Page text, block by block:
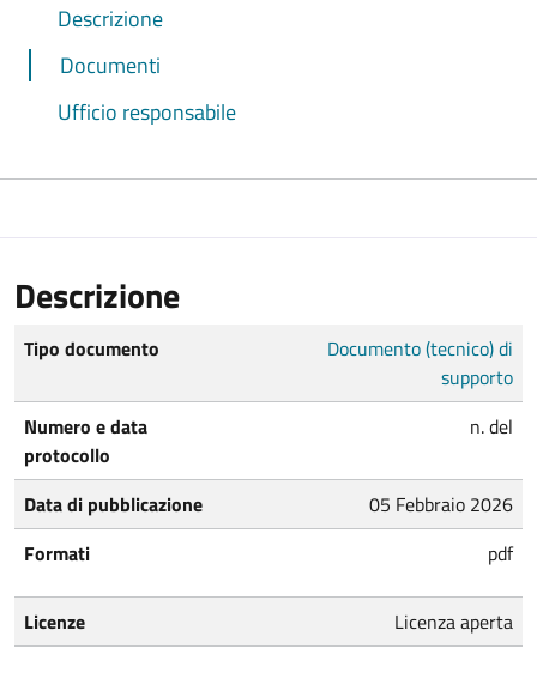
Descrizione
Documenti
Ufficio responsabile
Descrizione
Tipo documento
Documento (tecnico) di
supporto
Numero e data
protocollo
n. del
Data di pubblicazione
05 Febbraio 2026
Formati
pdf
Licenze Licenza aperta